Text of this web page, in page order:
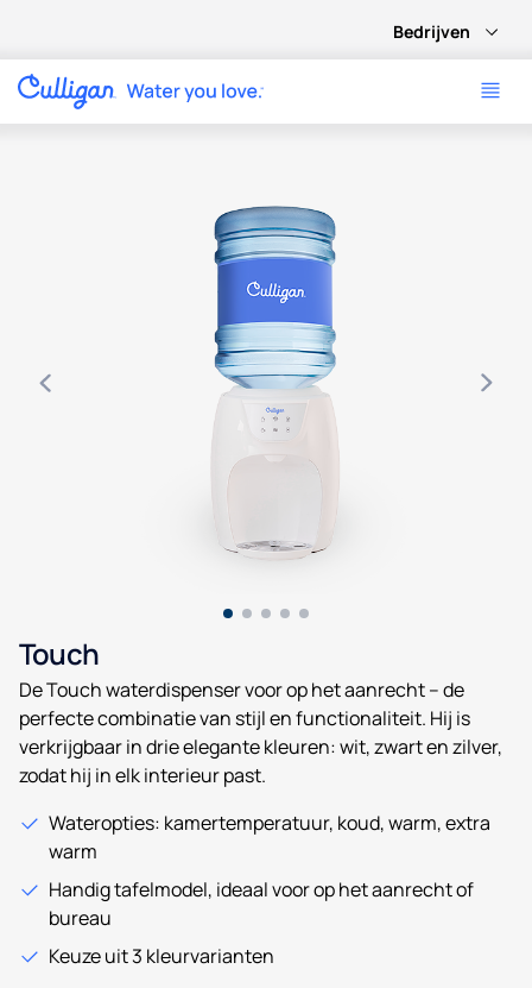
Bedrijven
Use arrow keys to navigate between product images, or
Touch
De Touch waterdispenser voor op het aanrecht – de
perfecte combinatie van stijl en functionaliteit. Hij is
verkrijgbaar in drie elegante kleuren: wit, zwart en zilver,
zodat hij in elk interieur past.
Wateropties: kamertemperatuur, koud, warm, extra
warm
Handig tafelmodel, ideaal voor op het aanrecht of
bureau
Keuze uit 3 kleurvarianten